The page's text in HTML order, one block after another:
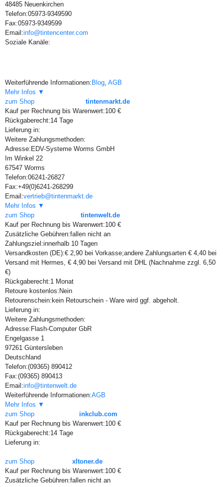
48485 Neuenkirchen
Telefon:05973-9349590
Fax:05973-9349599
Email:info@tintencenter.com
Soziale Kanäle:
Weiterführende Informationen: Blog, AGB
Mehr Infos ▼
zum Shop
tintenmarkt.de
Kauf per Rechnung bis Warenwert:100 €
Rückgaberecht:14 Tage
Lieferung in:
Weitere Zahlungsmethoden:
Adresse: EDV-Systeme Worms GmbH
Im Winkel 22
67547 Worms
Telefon:06241-26827
Fax:+49(0)6241-268299
Email:vertrieb@tintenmarkt.de
Mehr Infos ▼
zum Shop
tintenwelt.de
Kauf per Rechnung bis Warenwert:100 €
Zusätzliche Gebühren:fallen nicht an
Zahlungsziel:innerhalb 10 Tagen
Versandkosten (DE):€ 2,90 bei Vorkasse;andere Zahlungsarten € 4,40 bei
Versand mit Hermes, € 4,90 bei Versand mit DHL (Nachnahme zzgl. 6,50
€)
Rückgaberecht:1 Monat
Retoure kostenlos: Nein
Retourenschein: kein Retourschein - Ware wird ggf. abgeholt.
Lieferung in:
Weitere Zahlungsmethoden:
Adresse: Flash-Computer GbR
Engelgasse 1
97261 Güntersleben
Deutschland
Telefon:(09365) 890412
Fax:(09365) 890413
Email:info@tintenwelt.de
Weiterführende Informationen:AGB
Mehr Infos ▼
zum Shop
inkclub.com
Kauf per Rechnung bis Warenwert:100 €
Rückgaberecht:14 Tage
Lieferung in:
zum Shop
xltoner.de
Kauf per Rechnung bis Warenwert:100 €
Zusätzliche Gebühren:fallen nicht an